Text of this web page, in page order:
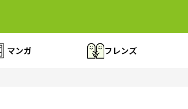
マンガ フレンズ